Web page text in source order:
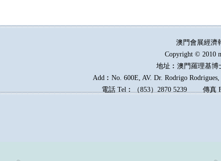
澳門會展經
Copyright © 2010
地址︰澳門羅理基博
Add︰No. 600E, AV. Dr. Rodrigo
電話 Tel︰（853）2870 5239傳真